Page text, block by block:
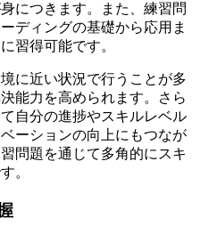
につきます。また、練習問
ディングの基礎から応用ま
習得可能です。
に近い状況で行うことが多
能力を高められます。さら
自分の進捗やスキルレベル
ーションの向上にもつなが
問題を通じて多角的にスキ
。